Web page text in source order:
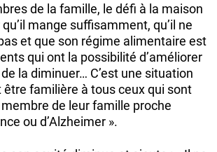
de la famille, le défi à la maison
mange suffisamment, qu’il ne
et que son régime alimentaire est
qui ont la possibilité d’améliorer
la diminuer… C’est une situation
familière à tous ceux qui sont
de leur famille proche
ou d’Alzheimer ».